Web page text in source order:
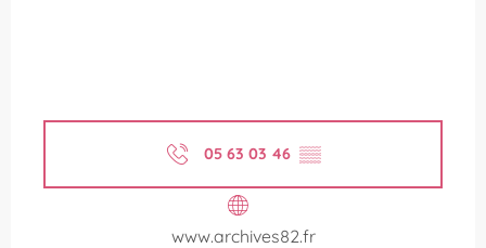
05 63 03 46 ▒▒
www.archives82.fr